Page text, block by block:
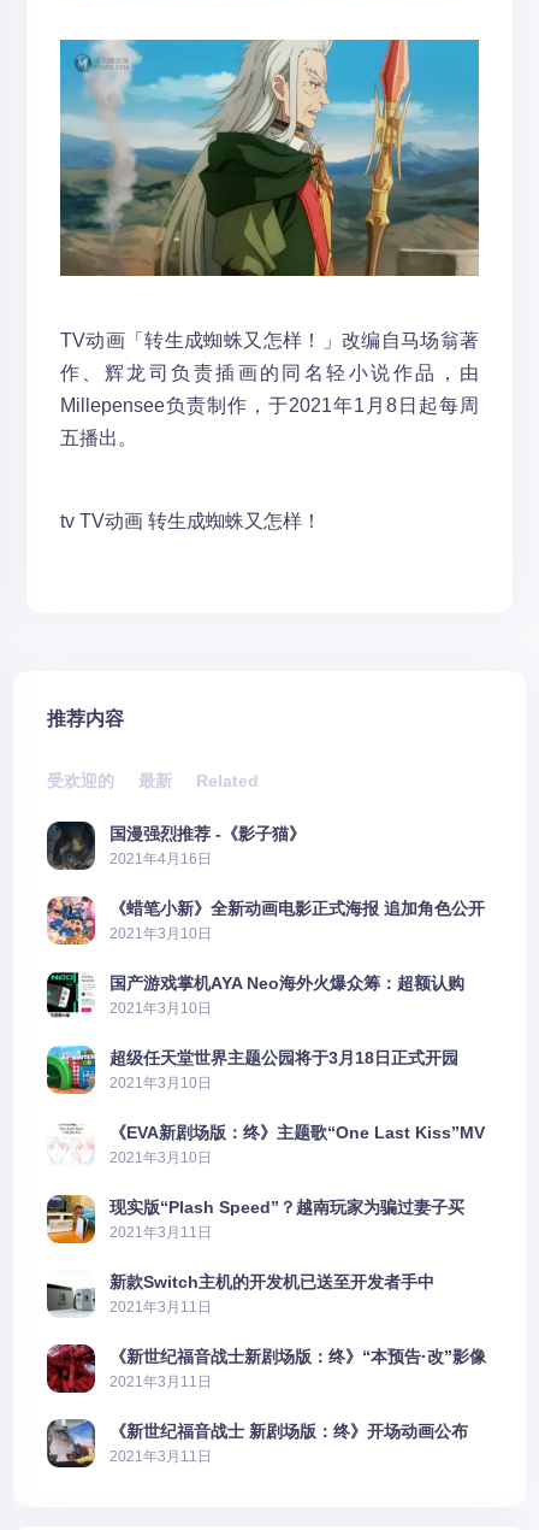
TV动画「转生成蜘蛛又怎样！」改编自马场翁著
作、辉龙司负责插画的同名轻小说作品，由
Millepensee负责制作，于2021年1月8日起每周
五播出。
tv TV动画 转生成蜘蛛又怎样！
推荐内容
受欢迎的 最新 Related
国漫强烈推荐 -《影子猫》
2021年4月16日
《蜡笔小新》全新动画电影正式海报 追加角色公开
2021年3月10日
国产游戏掌机AYA Neo海外火爆众筹：超额认购
2606%
2021年3月10日
超级任天堂世界主题公园将于3月18日正式开园
2021年3月10日
《EVA新剧场版：终》主题歌“One Last Kiss”MV
公布
2021年3月10日
现实版“Plash Speed”？越南玩家为骗过妻子买
PS5上演好戏
2021年3月11日
新款Switch主机的开发机已送至开发者手中
2021年3月11日
《新世纪福音战士新剧场版：终》“本预告·改”影像
公开
2021年3月11日
《新世纪福音战士 新剧场版：终》开场动画公布
2021年3月11日